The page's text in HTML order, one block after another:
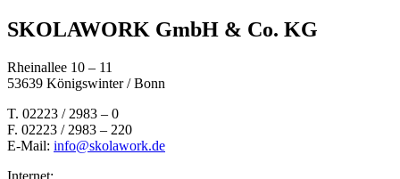
SKOLAWORK GmbH & Co. KG
Rheinallee 10 – 11
53639 Königswinter / Bonn
T. 02223 / 2983 – 0
F. 02223 / 2983 – 220
E-Mail: info@skolawork.de
Internet: